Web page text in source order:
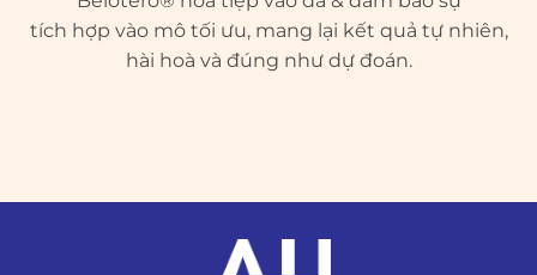
tích hợp vào mô tối ưu, mang lại kết quả tự nhiên,
hài hoà và đúng như dự đoán.